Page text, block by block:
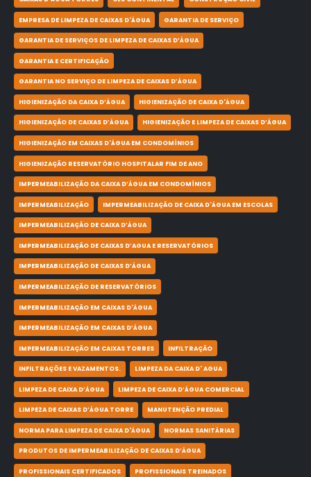
EMPRESA DE LIMPEZA DE CAIXAS D'ÁGUA GARANTIA DE SERVIÇO
GARANTIA DE SERVIÇOS DE LIMPEZA DE CAIXAS D’ÁGUA
GARANTIA E CERTIFICAÇÃO
GARANTIA NO SERVIÇO DE LIMPEZA DE CAIXAS D’ÁGUA
HIGIENIZAÇÃO DA CAIXA D’ÁGUA HIGIENIZAÇÃO DE CAIXA D'ÁGUA
HIGIENIZAÇÃO DE CAIXAS D’ÁGUA HIGIENIZAÇÃO E LIMPEZA DE CAIXAS D’ÁGUA
HIGIENIZAÇÃO EM CAIXAS D'ÁGUA EM CONDOMÍNIOS
HIGIENIZAÇÃO RESERVATÓRIO HOSPITALAR FIM DE ANO
IMPERMEABILIZAÇÃO DA CAIXA D’ÁGUA EM CONDOMÍNIOS
IMPERMEABILIZAÇÃO IMPERMEABILIZAÇÃO DE CAIXA D'ÁGUA EM ESCOLAS
IMPERMEABILIZAÇÃO DE CAIXA D’ÁGUA
IMPERMEABILIZAÇÃO DE CAIXAS D’AGUA E RESERVATÓRIOS
IMPERMEABILIZAÇÃO DE CAIXAS D’ÁGUA
IMPERMEABILIZAÇÃO DE RESERVATÓRIOS
IMPERMEABILIZAÇÃO EM CAIXAS D'ÁGUA
IMPERMEABILIZAÇÃO EM CAIXAS D’ÁGUA
IMPERMEABILIZAÇÃO EM CAIXAS TORRES INFILTRAÇÃO
INFILTRAÇÕES E VAZAMENTOS. LIMPEZA DA CAIXA D' AGUA
LIMPEZA DE CAIXA D’ÁGUA LIMPEZA DE CAIXA D’ÁGUA COMERCIAL
LIMPEZA DE CAIXAS D’ÁGUA TORRE MANUTENÇÃO PREDIAL
NORMA PARA LIMPEZA DE CAIXA D'ÁGUA NORMAS SANITÁRIAS
PRODUTOS DE IMPERMEABILIZAÇÃO DE CAIXAS D’ÁGUA
PROFISSIONAIS CERTIFICADOS PROFISSIONAIS TREINADOS